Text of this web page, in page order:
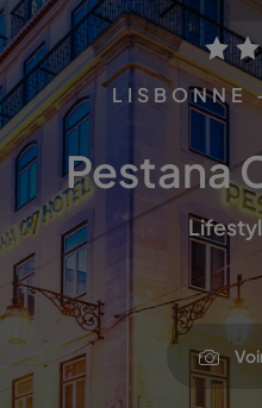
LISBONNE
Pestana